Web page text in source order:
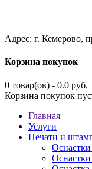
Адрес: г. Кемерово,
Корзина покупок
0 товар(ов) - 0.0 руб.
Корзина покупок
Главная
Услуги
Печати и
Оснастки